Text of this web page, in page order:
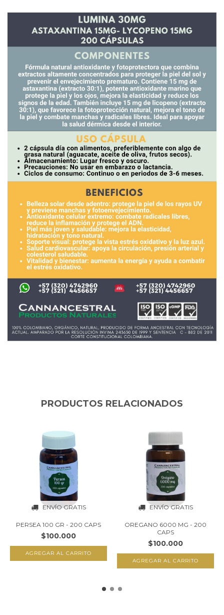
PRODUCTOS RELACIONADOS
ENVÍO GRATIS
PERSEA 100 GR - 200 CAPS
$100.000
ENVÍO GRATIS
OREGANO 6000 MG - 200
CAPS
$100.000